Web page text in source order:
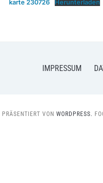
karte 230726 Herunterladen
IMPRESSUM
PRÄSENTIERT VON WORDPRESS.